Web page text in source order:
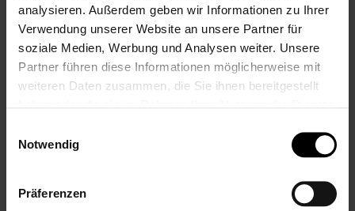
analysieren. Außerdem geben wir Informationen zu Ihrer
Verwendung unserer Website an unsere Partner für
soziale Medien, Werbung und Analysen weiter. Unsere
Partner führen diese Informationen möglicherweise mit
weiteren Daten zusammen, die Sie ihnen bereitgestellt
Notwendig
Präferenzen
Anzug Design für
Trauzeugen mit
Gravur
16,99 €
Inkl. 19% Steuern, exkl.
Versandkosten
Angler mit Gravur
16,99 €
Inkl. 19% Steuern,exkl.